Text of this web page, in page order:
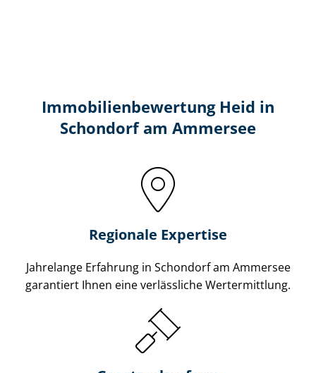
Immobilien­bewertung Heid in
Schondorf am Ammersee
Regionale Expertise
Jahrelange Erfahrung in Schondorf am Ammersee
garantiert Ihnen eine verlässliche Wertermittlung.